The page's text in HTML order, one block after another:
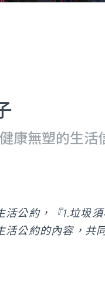
康無塑的生
公約，『1.垃圾
活公約的內容，